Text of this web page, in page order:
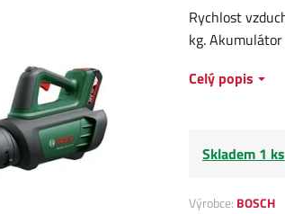
Rychlost
kg.
Celý popis
Skladem 1 ks
Výrobce: BOSCH